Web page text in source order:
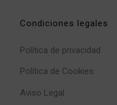
Condiciones legales
Política de privacidad
Política de Cookies
Aviso Legal